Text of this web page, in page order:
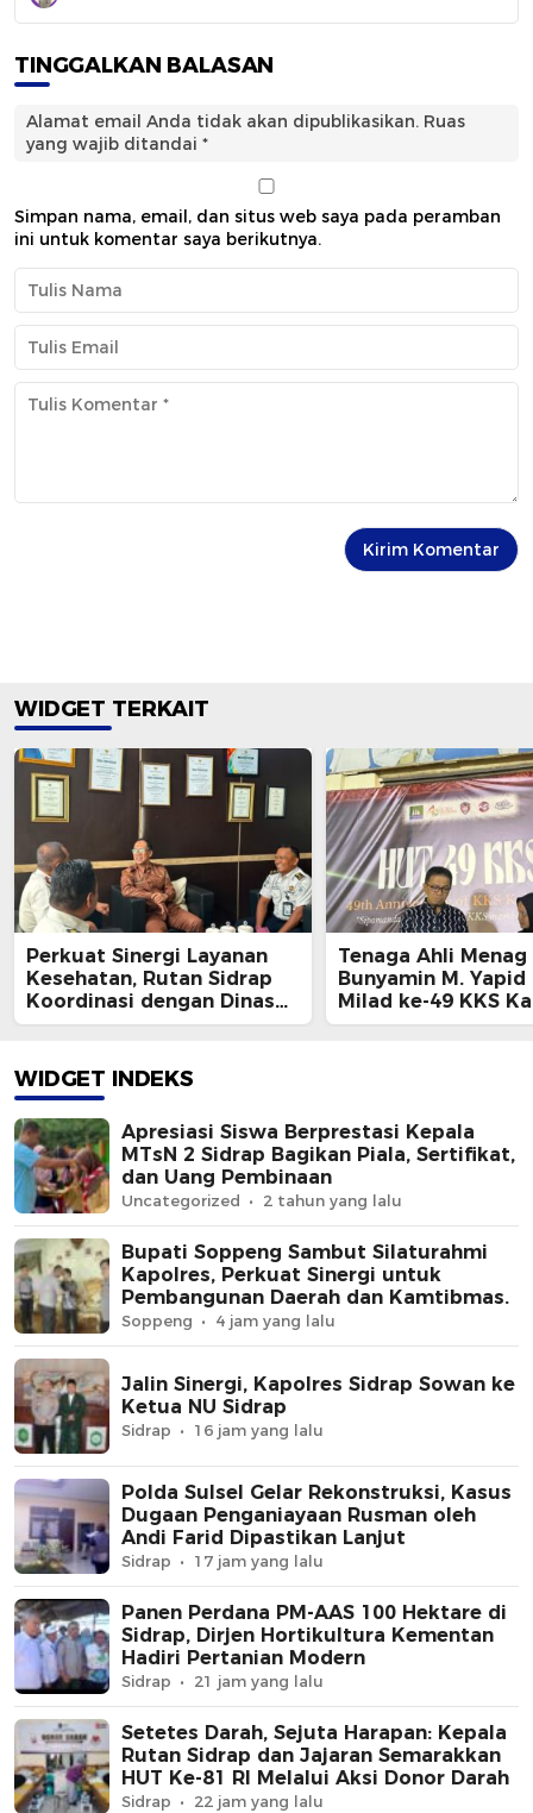
TINGGALKAN BALASAN
Alamat email Anda tidak akan dipublikasikan. Ruas
yang wajib ditandai *
Simpan nama, email, dan situs web saya pada peramban
ini untuk komentar saya berikutnya.
WIDGET TERKAIT
Perkuat Sinergi Layanan
Kesehatan, Rutan Sidrap
Koordinasi dengan Dinas
Kesehatan Kabupaten
Tenaga Ahli Menag
Bunyamin M.
Milad ke-49 KKS
Ajak Mahasiswa
WIDGET INDEKS
Apresiasi Siswa Berprestasi Kepala
MTsN 2 Sidrap Bagikan Piala, Sertifikat,
dan Uang Pembinaan
Uncategorized 2 tahun yang lalu
Bupati Soppeng Sambut Silaturahmi
Kapolres, Perkuat Sinergi untuk
Pembangunan Daerah dan Kamtibmas.
Soppeng 4 jam yang lalu
Jalin Sinergi, Kapolres Sidrap Sowan ke
Ketua NU Sidrap
Sidrap 16 jam yang lalu
Polda Sulsel Gelar Rekonstruksi, Kasus
Dugaan Penganiayaan Rusman oleh
Andi Farid Dipastikan Lanjut
Sidrap 17 jam yang lalu
Panen Perdana PM-AAS 100 Hektare di
Sidrap, Dirjen Hortikultura Kementan
Hadiri Pertanian Modern
Sidrap 21 jam yang lalu
Setetes Darah, Sejuta Harapan: Kepala
Rutan Sidrap dan Jajaran Semarakkan
HUT Ke-81 RI Melalui Aksi Donor Darah
Sidrap 22 jam yang lalu